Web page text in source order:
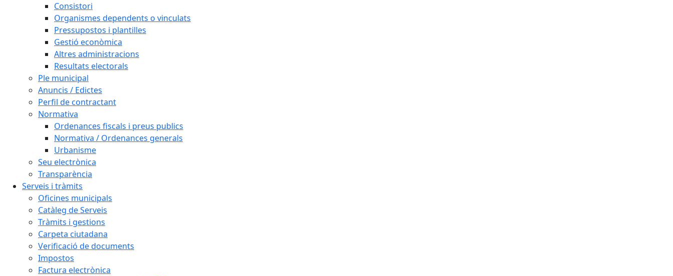
Consistori
Organismes dependents o vinculats
Pressupostos i plantilles
Gestió econòmica
Altres administracions
Resultats electorals
Ple municipal
Anuncis / Edictes
Perfil de contractant
Normativa
Ordenances fiscals i preus publics
Normativa / Ordenances generals
Urbanisme
Seu electrònica
Transparència
Serveis i tràmits
Oficines municipals
Catàleg de Serveis
Tràmits i gestions
Carpeta ciutadana
Verificació de documents
Impostos
Factura electrònica